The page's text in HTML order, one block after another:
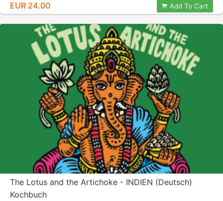
EUR 24.00
Add To Cart
The Lotus and the Artichoke - INDIEN (Deutsch)
Kochbuch